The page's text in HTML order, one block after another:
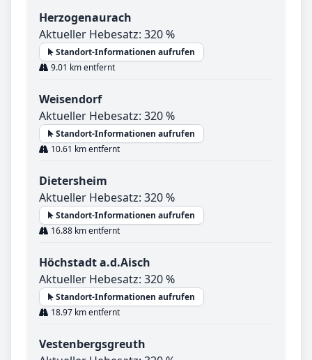
Herzogenaurach
Aktueller Hebesatz: 320 %
Standort-Informationen aufrufen
9.01 km entfernt
Weisendorf
Aktueller Hebesatz: 320 %
Standort-Informationen aufrufen
10.61 km entfernt
Dietersheim
Aktueller Hebesatz: 320 %
Standort-Informationen aufrufen
16.88 km entfernt
Höchstadt a.d.Aisch
Aktueller Hebesatz: 320 %
Standort-Informationen aufrufen
18.97 km entfernt
Vestenbergsgreuth